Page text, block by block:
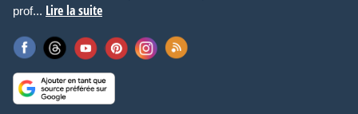
prof... Lire la suite